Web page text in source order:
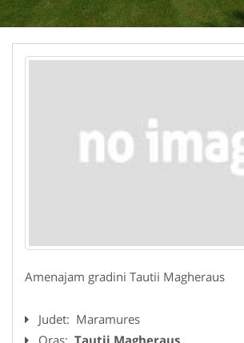
Amenajam gradini Tautii Magheraus
Judet: Maramures
Oras: Tautii Magheraus